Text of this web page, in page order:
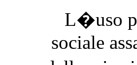
L�uso
sociale